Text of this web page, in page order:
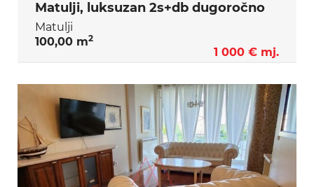
Matulji, luksuzan 2s+db dugoročno
Matulji
100,00 m2
1 000 € mj.